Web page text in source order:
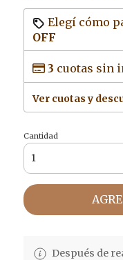
Elegí cómo
OFF
3 cuotas sin
Ver cuotas y
Cantidad
Después de